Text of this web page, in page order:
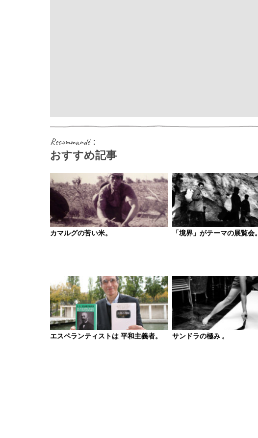
Recommandé：
おすすめ記事
カマルグの苦い米。 「境界」がテーマの展覧会。
エスペランティストは 平和主義者。 サンドラの極み 。